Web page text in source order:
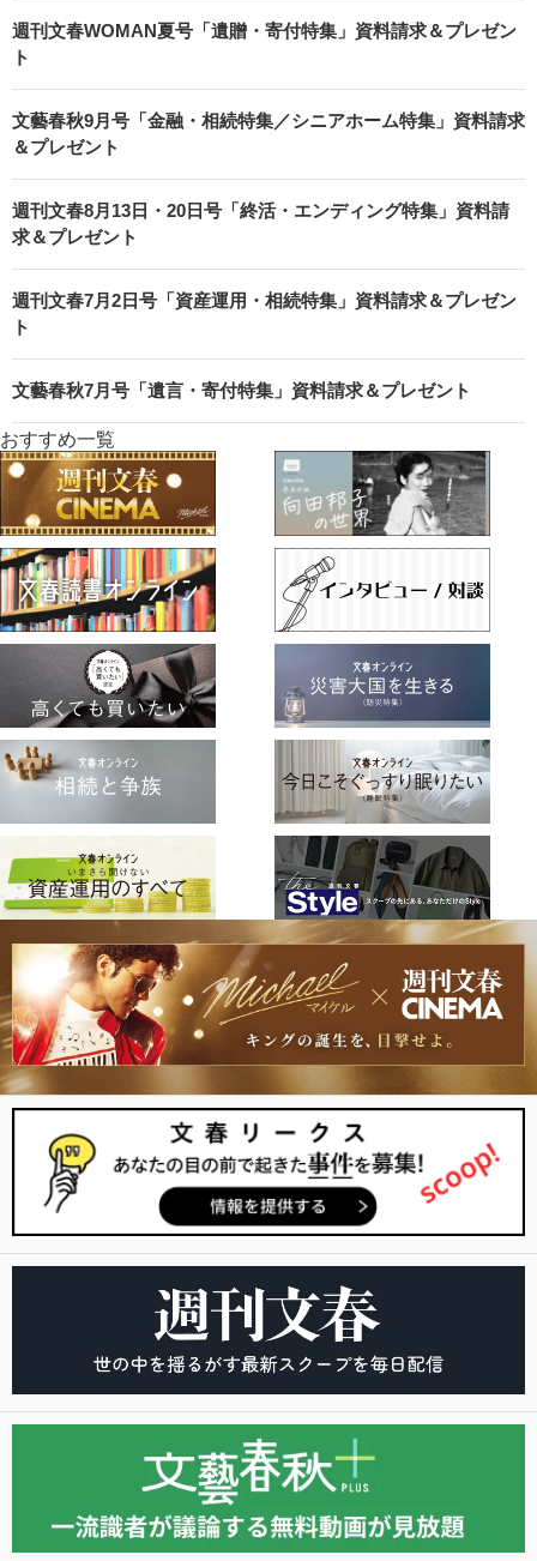
週刊文春WOMAN夏号「遺贈・寄付特集」資料請求＆プレゼン
ト
文藝春秋9月号「金融・相続特集／シニアホーム特集」資料請求
＆プレゼント
週刊文春8月13日・20日号「終活・エンディング特集」資料請
求＆プレゼント
週刊文春7月2日号「資産運用・相続特集」資料請求＆プレゼン
ト
文藝春秋7月号「遺言・寄付特集」資料請求＆プレゼント
おすすめ一覧